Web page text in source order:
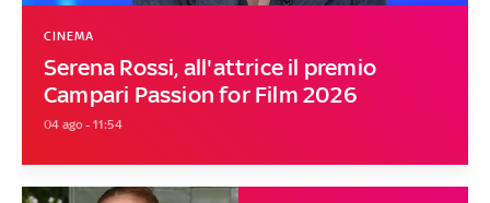
Serena Rossi, all'attrice il premio
Campari Passion for Film 2026
CINEMA
04 ago - 11:54